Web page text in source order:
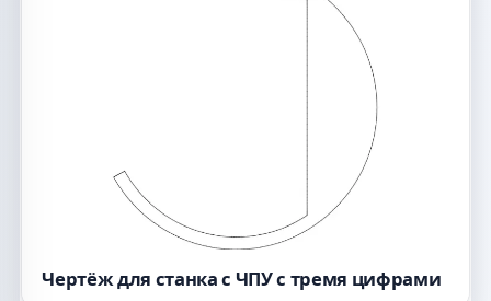
Чертёж для станка с ЧПУ с тремя цифрами